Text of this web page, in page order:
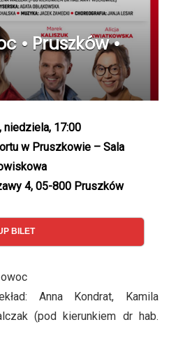
• Pruszków •
niedziela, 17:00
w Pruszkowie – Sala
4, 05-800 Pruszków
BILET
Anna Kondrat, Kamila
(pod kierunkiem dr hab.